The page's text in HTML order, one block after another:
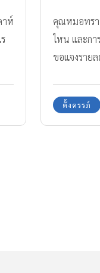
าห์
คุณหมอทรา
ไหน และก
ขอแจงราย
ตั้งครรภ์